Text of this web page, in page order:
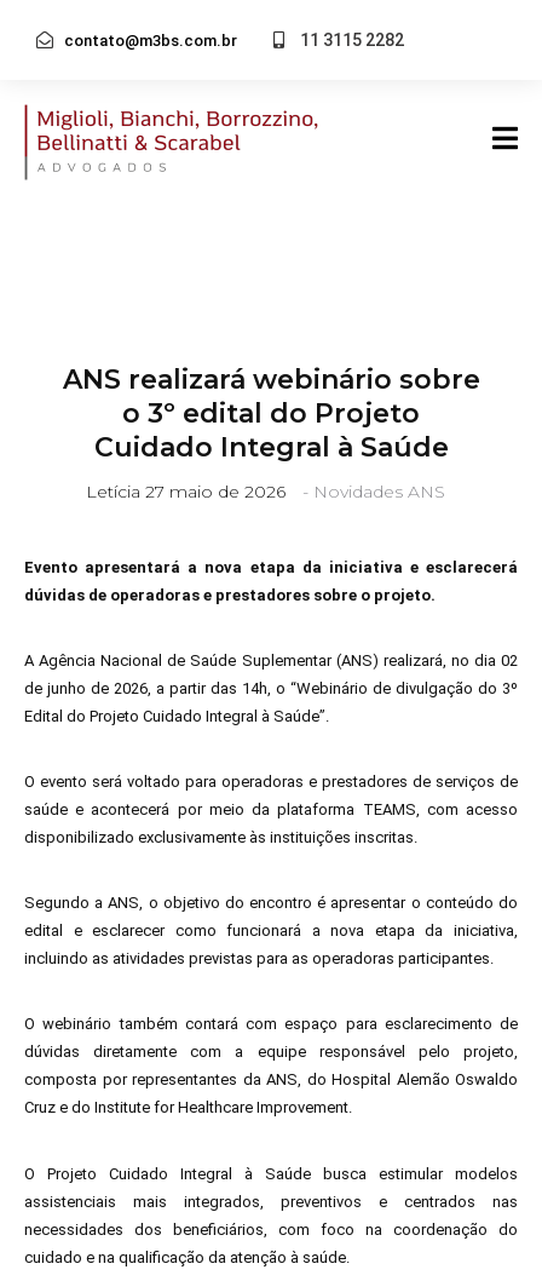
contato@m3bs.com.br 11 3115 2282
ANS realizará webinário sobre
o 3º edital do Projeto
Cuidado Integral à Saúde
Letícia 27 maio de 2026 - Novidades ANS
Evento apresentará a nova etapa da iniciativa e esclarecerá
dúvidas de operadoras e prestadores sobre o projeto.
A Agência Nacional de Saúde Suplementar (ANS) realizará, no dia 02
de junho de 2026, a partir das 14h, o “Webinário de divulgação do 3º
Edital do Projeto Cuidado Integral à Saúde”.
O evento será voltado para operadoras e prestadores de serviços de
saúde e acontecerá por meio da plataforma TEAMS, com acesso
disponibilizado exclusivamente às instituições inscritas.
Segundo a ANS, o objetivo do encontro é apresentar o conteúdo do
edital e esclarecer como funcionará a nova etapa da iniciativa,
incluindo as atividades previstas para as operadoras participantes.
O webinário também contará com espaço para esclarecimento de
dúvidas diretamente com a equipe responsável pelo projeto,
composta por representantes da ANS, do Hospital Alemão Oswaldo
Cruz e do Institute for Healthcare Improvement.
O Projeto Cuidado Integral à Saúde busca estimular modelos
assistenciais mais integrados, preventivos e centrados nas
necessidades dos beneficiários, com foco na coordenação do
cuidado e na qualificação da atenção à saúde.